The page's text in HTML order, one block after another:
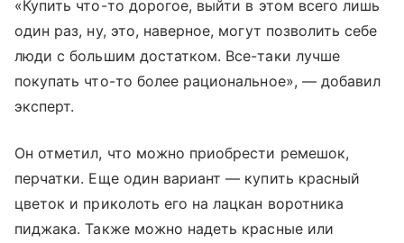
«Купить что-то дорогое, выйти в этом всего лишь
один раз, ну, это, наверное, могут позволить себе
люди с большим достатком. Все-таки лучше
покупать что-то более рациональное», — добавил
эксперт.
Он отметил, что можно приобрести ремешок,
перчатки. Еще один вариант — купить красный
цветок и приколоть его на лацкан воротника
пиджака. Также можно надеть красные или